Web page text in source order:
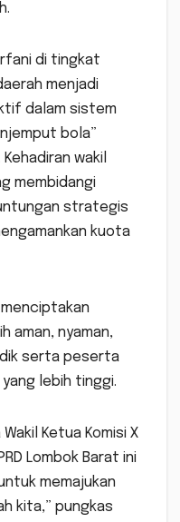
di tingkat
menjadi
dalam sistem
bola”
wakil
membidangi
strategis
kuota
aman, nyaman,
serta peserta
lebih tinggi.
Ketua Komisi X
Lombok Barat ini
memajukan
kita,” pungkas